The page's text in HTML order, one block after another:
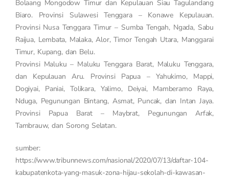
Bolaang Mongodow Timur dan Kepulauan Siau Tagulandang
Biaro. Provinsi Sulawesi Tenggara – Konawe Kepulauan.
Provinsi Nusa Tenggara Timur – Sumba Tengah, Ngada, Sabu
Raijua, Lembata, Malaka, Alor, Timor Tengah Utara, Manggarai
Timur, Kupang, dan Belu.
Provinsi Maluku – Maluku Tenggara Barat, Maluku Tenggara,
dan Kepulauan Aru. Provinsi Papua – Yahukimo, Mappi,
Dogiyai, Paniai, Tolikara, Yalimo, Deiyai, Mamberamo Raya,
Nduga, Pegunungan Bintang, Asmat, Puncak, dan Intan Jaya.
Provinsi Papua Barat – Maybrat, Pegunungan Arfak,
Tambrauw, dan Sorong Selatan.
sumber:
https://www.tribunnews.com/nasional/2020/07/13/daftar-104-
kabupatenkota-yang-masuk-zona-hijau-sekolah-di-kawasan-